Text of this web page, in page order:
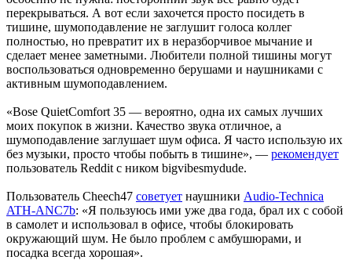
перекрываться. А вот если захочется просто посидеть в
тишине, шумоподавление не заглушит голоса коллег
полностью, но превратит их в неразборчивое мычание и
сделает менее заметными. Любители полной тишины могут
воспользоваться одновременно берушами и наушниками с
активным шумоподавлением.
«Bose QuietComfort 35 — вероятно, одна их самых лучших
моих покупок в жизни. Качество звука отличное, а
шумоподавление заглушает шум офиса. Я часто использую их
без музыки, просто чтобы побыть в тишине», — рекомендует
пользователь Reddit с ником bigvibesmydude.
Пользователь Cheech47 советует наушники Audio-Technica
ATH-ANC7b: «Я пользуюсь ими уже два года, брал их с собой
в самолет и использовал в офисе, чтобы блокировать
окружающий шум. Не было проблем с амбушюрами, и
посадка всегда хорошая».